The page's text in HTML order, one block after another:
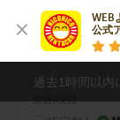
WEB
公式
その他の検索
指定なし
禁煙/喫煙
過去1時間以内に